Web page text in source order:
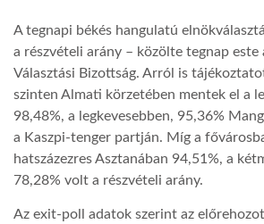
AFRIKA TUDÁSTÁR
A NAP SZÉPE
LINKTR.EE
GLOBOZSARU
A tegnapi békés hangulatú
a részvételi arány – közölte tegnap este
Választási Bizottság. Arról is
szinten Almati körzetében mentek el a
98,48%, a legkevesebben, 95,36%
a Kaszpi-tenger partján. Míg a
hatszázezres Asztanában 94,51%, a
78,28% volt a részvételi arány.
Az exit-poll adatok szerint az